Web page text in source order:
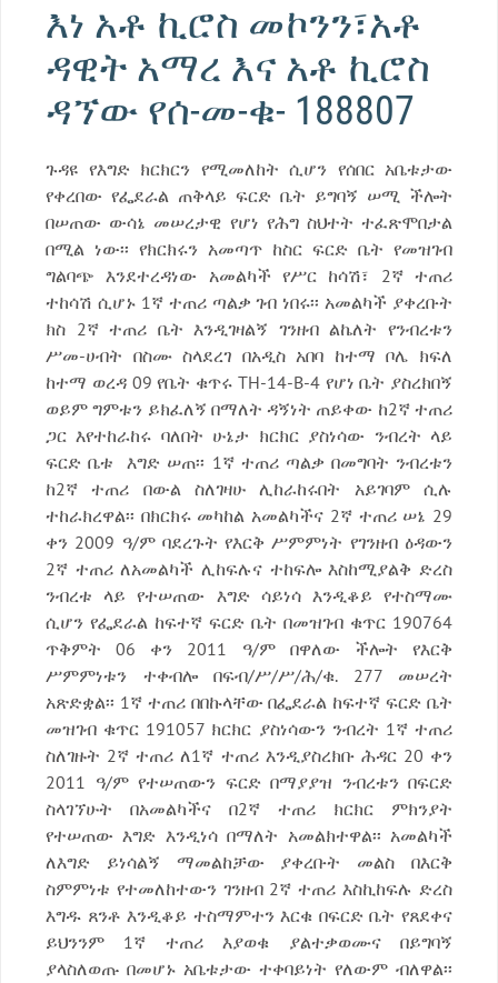
እነ አቶ ኪሮስ መኮንን፣አቶ
ዳዊት አማረ እና አቶ ኪሮስ
ዳኘው የሰ-መ-ቁ- 188807
ጉዳዩ የእግድ ክርክርን የሚመለከት ሲሆን የሰበር አቤቱታው
የቀረበው የፌደራል ጠቅላይ ፍርድ ቤት ይግባኝ ሠሚ ችሎት
በሠጠው ውሳኔ መሠረታዊ የሆነ የሕግ ስህተት ተፈጽሞበታል
በሚል ነው፡፡ የክርክሩን አመጣጥ ከስር ፍርድ ቤት የመዝገብ
ግልባጭ እንደተረዳነው አመልካች የሥር ከሳሽ፣ 2ኛ ተጠሪ
ተከሳሽ ሲሆኑ 1ኛ ተጠሪ ጣልቃ ገብ ነበሩ፡፡ አመልካች ያቀረቡት
ክስ 2ኛ ተጠሪ ቤት እንዲገዛልኝ ገንዘብ ልኬለት የንብረቱን
ሥመ-ሀብት በስሙ ስላደረገ በአዲስ አበባ ከተማ ቦሌ ክፍለ
ከተማ ወረዳ 09 የቤት ቁጥሩ TH-14-B-4 የሆነ ቤት ያስረክበኝ
ወይም ግምቱን ይክፈለኝ በማለት ዳኝነት ጠይቀው ከ2ኛ ተጠሪ
ጋር እየተከራከሩ ባለበት ሁኔታ ክርክር ያስነሳው ንብረት ላይ
ፍርድ ቤቱ እግድ ሠጠ፡፡ 1ኛ ተጠሪ ጣልቃ በመግባት ንብረቱን
ከ2ኛ ተጠሪ በውል ስለገዛሁ ሊከራከሩበት አይገባም ሲሉ
ተከራክረዋል፡፡ በክርክሩ መካከል አመልካችና 2ኛ ተጠሪ ሠኔ 29
ቀን 2009 ዓ/ም ባደረጉት የእርቅ ሥምምነት የገንዘብ ዕዳውን
2ኛ ተጠሪ ለአመልካች ሊከፍሉና ተከፍሎ እስከሚያልቅ ድረስ
ንብረቱ ላይ የተሠጠው እግድ ሳይነሳ እንዲቆይ የተስማሙ
ሲሆን የፌደራል ከፍተኛ ፍርድ ቤት በመዝገብ ቁጥር 190764
ጥቅምት 06 ቀን 2011 ዓ/ም በዋለው ችሎት የእርቅ
ሥምምነቱን ተቀብሎ በፍብ/ሥ/ሥ/ሕ/ቁ. 277 መሠረት
አጽድቋል፡፡ 1ኛ ተጠሪ በበኩላቸው በፌደራል ከፍተኛ ፍርድ ቤት
መዝገብ ቁጥር 191057 ክርክር ያስነሳውን ንብረት 1ኛ ተጠሪ
ስለገዙት 2ኛ ተጠሪ ለ1ኛ ተጠሪ እንዲያስረክቡ ሕዳር 20 ቀን
2011 ዓ/ም የተሠጠውን ፍርድ በማያያዝ ንብረቱን በፍርድ
ስላገኘሁት በአመልካችና በ2ኛ ተጠሪ ክርክር ምክንያት
የተሠጠው እግድ እንዲነሳ በማለት አመልክተዋል፡፡ አመልካች
ለእግድ ይነሳልኝ ማመልከቻው ያቀረቡት መልስ በእርቅ
ስምምነቱ የተመለከተውን ገንዘብ 2ኛ ተጠሪ እስኪከፍሉ ድረስ
እግዱ ጸንቶ እንዲቆይ ተስማምተን እርቁ በፍርድ ቤት የጸደቀና
ይህንንም 1ኛ ተጠሪ እያወቁ ያልተቃወሙና በይግባኝ
ያላስለወጡ በመሆኑ አቤቱታው ተቀባይነት የለውም ብለዋል፡፡